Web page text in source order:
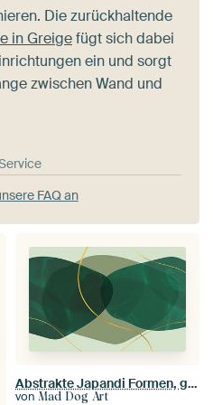
Die zurückhaltende
in Greigefügt sich dabei
ein und sorgt
zwischen Wand und
FAQ an
Abstrakte Japandi Formen, geometrisch organisch
von Mad Dog Art